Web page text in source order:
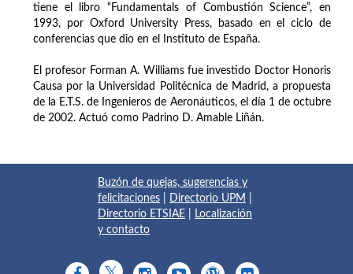
tiene el libro “Fundamentals of Combustión Science”, en
1993, por Oxford University Press, basado en el ciclo de
conferencias que dio en el Instituto de España.
El profesor Forman A. Williams fue investido Doctor Honoris
Causa por la Universidad Politécnica de Madrid, a propuesta
de la E.T.S. de Ingenieros de Aeronáuticos, el día 1 de octubre
de 2002. Actuó como Padrino D. Amable Liñán.
Buzón de quejas, sugerencias y
felicitaciones
Directorio UPM
Directorio ETSIAE
Localización
y contacto